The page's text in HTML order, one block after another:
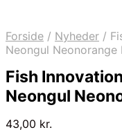
Forside / Nyheder /
Neongul Neonorange
Fish
Neongul
43,00 kr.